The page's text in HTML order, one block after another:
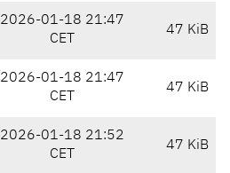
2026-01-18 21:47
CET
47 KiB
2026-01-18 21:47
CET
47 KiB
2026-01-18 21:52
CET
47 KiB